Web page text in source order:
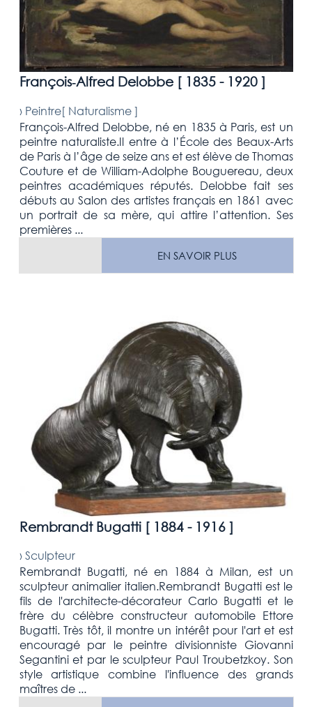
François‑Alfred Delobbe [ 1835 - 1920]
› Peintre[ Naturalisme]
François-Alfred Delobbe, né en 1835 à Paris, est un
peintre naturaliste.Il entre à l’École des Beaux-Arts
de Paris à l’âge de seize ans et est élève de Thomas
Couture et de William-Adolphe Bouguereau, deux
peintres académiques réputés. Delobbe fait ses
débuts au Salon des artistes français en 1861 avec
un portrait de sa mère, qui attire l’attention. Ses
premières ...
EN SAVOIR PLUS
Rembrandt Bugatti [ 1884 - 1916]
›Sculpteur
Rembrandt Bugatti, né en 1884 à Milan, est un
sculpteur animalier italien.Rembrandt Bugatti est le
fils de l'architecte-décorateur Carlo Bugatti et le
frère du célèbre constructeur automobile Ettore
Bugatti. Très tôt, il montre un intérêt pour l'art et est
encouragé par le peintre divisionniste Giovanni
Segantini et par le sculpteur Paul Troubetzkoy. Son
style artistique combine l'influence des grands
maîtres de ...